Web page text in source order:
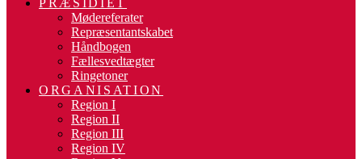
PRÆSIDIET
Mødereferater
Repræsentantskabet
Håndbogen
Fællesvedtægter
Ringetoner
ORGANISATION
Region I
Region II
Region III
Region IV